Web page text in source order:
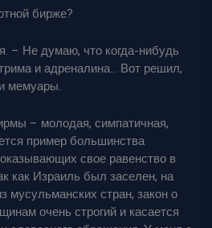
бирже?
– Не думаю, что когда-нибудь
и адреналина… Вот решил,
мемуары.
– молодая, симпатичная,
пример большинства
свое равенство в
как Израиль был заселен, на
мусульманских стран, закон о
очень строгий и касается